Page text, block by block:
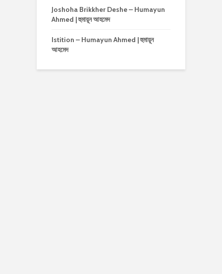
Joshoha Brikkher Deshe – Humayun
Ahmed | হুমায়ূন আহমেদ
Istition – Humayun Ahmed | হুমায়ূন
আহমেদ